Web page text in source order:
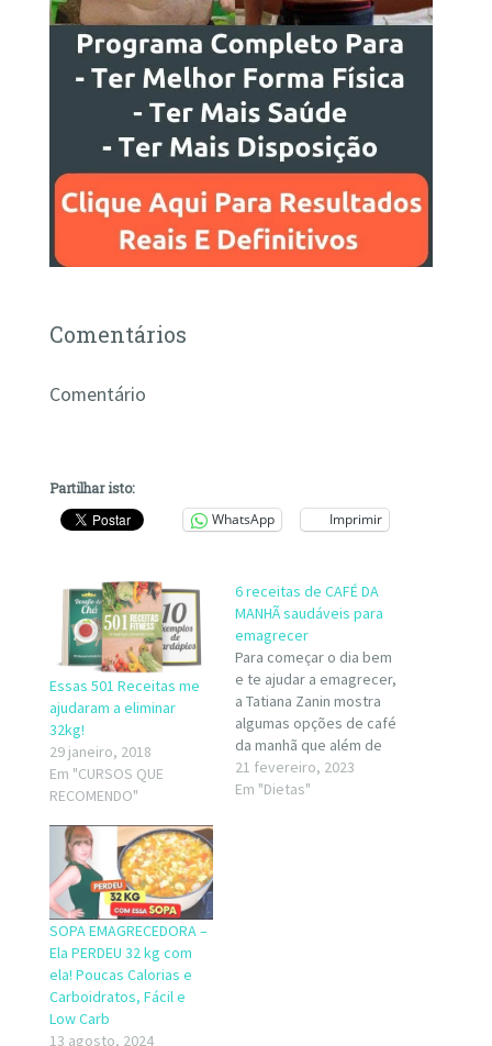
Comentários
Comentário
Partilhar isto:
WhatsApp Imprimir
Essas 501 Receitas me
ajudaram a eliminar
32kg!
29 janeiro, 2018
Em "CURSOS QUE
RECOMENDO"
6 receitas de CAFÉ DA
MANHÃ saudáveis para
emagrecer
Para começar o dia bem
e te ajudar a emagrecer,
a Tatiana Zanin mostra
algumas opções de café
da manhã que além de
gostosas são muito
saudáveis e combinam
21 fevereiro, 2023
Em "Dietas"
SOPA EMAGRECEDORA –
Ela PERDEU 32 kg com
ela! Poucas Calorias e
Carboidratos, Fácil e
Low Carb
13 agosto, 2024